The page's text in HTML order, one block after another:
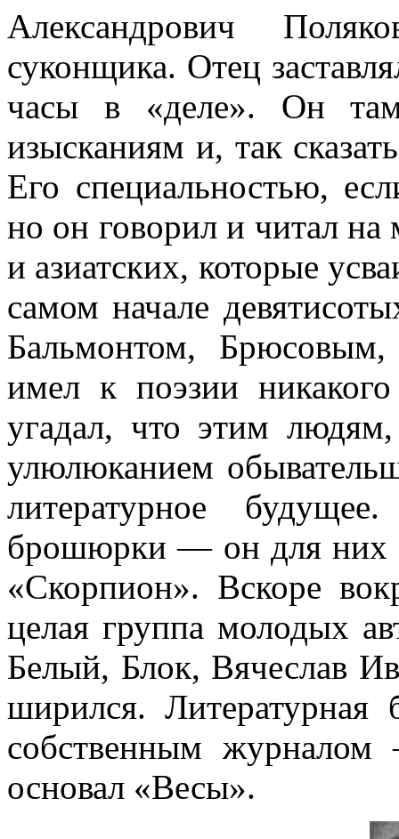
Александрович
суконщика. Отец
часы в «деле». Он там
изысканиям и, так
Его специальностью,
но он говорил и читал на
и азиатских, которые
самом начале
Бальмонтом,
имел к поэзии
угадал, что этим
улюлюканием
литературное
брошюрки — он для них
«Скорпион». Вскоре
целая группа молодых
Белый, Блок, Вячеслав
ширился. Литературная
собственным
основал «Весы».